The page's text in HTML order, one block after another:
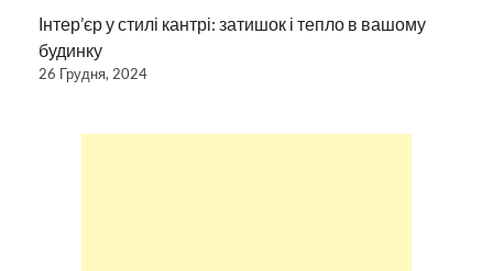
Інтер’єр у стилі кантрі: затишок і тепло в вашому
будинку
26 Грудня, 2024